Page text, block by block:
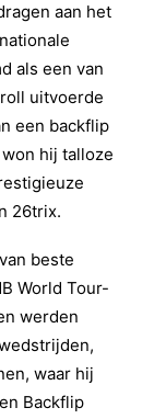
aan het
als een van
uitvoerde
een backflip
hij talloze
26trix.
beste
World Tour-
werden
waar hij
Backflip